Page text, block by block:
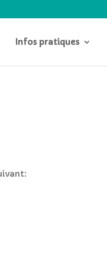
Infos pratiques